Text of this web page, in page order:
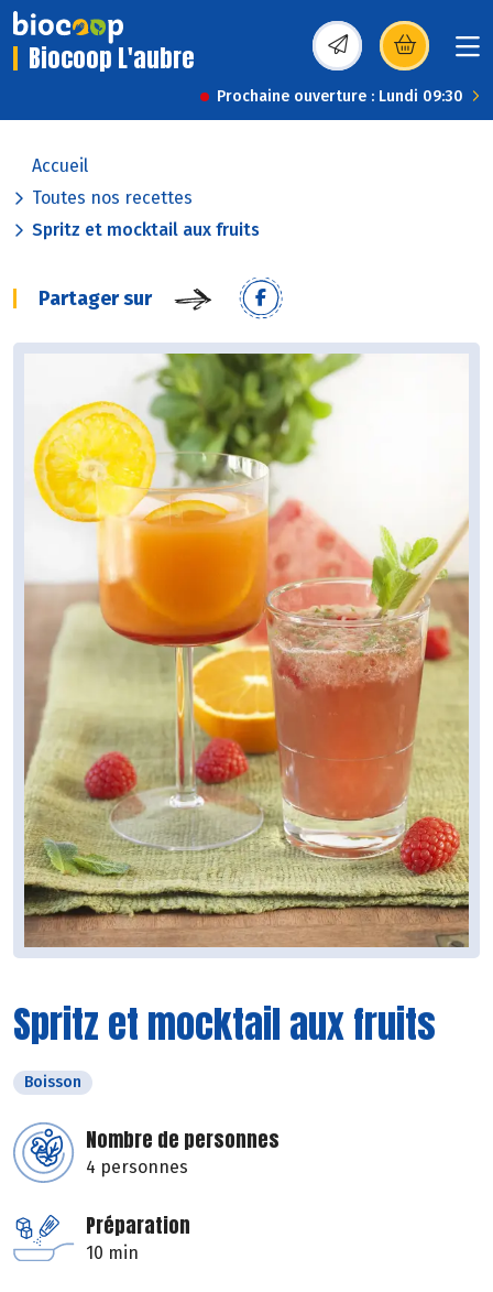
Biocoop L'aubre (s’ouvre dans une
Prochaine ouverture : Lundi 09:30
Accueil
Toutes nos recettes
Spritz et mocktail aux fruits
Partager sur
Spritz et mocktail aux fruits
Boisson
Nombre de personnes
4 personnes
Préparation
10 min